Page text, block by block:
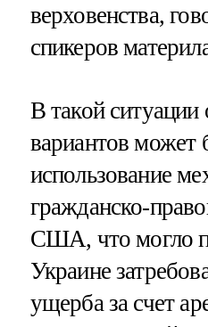
верховенства,
спикеров
В такой ситуации
вариантов может
использование
гражданско-
США, что могло
Украине
ущерба за счет